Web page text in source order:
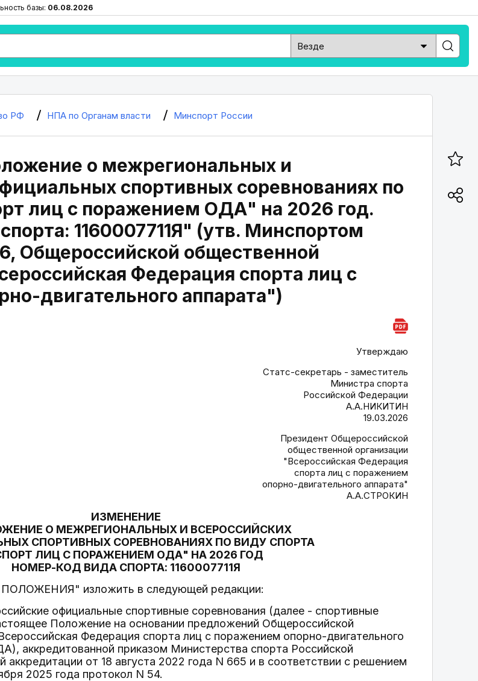
базы: 06.08.2026
РФ НПА по Органам власти Минспорт России
о межрегиональных и
спортивных соревнованиях по
лиц с поражением ОДА" на 2026 год.
1160007711Я" (утв. Минспортом
Общероссийской общественной
Федерация спорта лиц с
двигательного аппарата")
Утверждаю
Статс-секретарь - заместитель
Министра спорта
Российской Федерации
А.А.НИКИТИН
19.03.2026
Президент Общероссийской
общественной организации
"Всероссийская Федерация
спорта лиц с поражением
опорно-двигательного аппарата"
А.А.СТРОКИН
ИЗМЕНЕНИЕ
О МЕЖРЕГИОНАЛЬНЫХ И ВСЕРОССИЙСКИХ
СПОРТИВНЫХ СОРЕВНОВАНИЯХ ПО ВИДУ СПОРТА
ЛИЦ С ПОРАЖЕНИЕМ ОДА" НА 2026 ГОД
НОМЕР-КОД ВИДА СПОРТА: 1160007711Я
ПОЛОЖЕНИЯ" изложить в следующей редакции:
официальные спортивные соревнования (далее - спортивные
Положение на основании предложений Общероссийской
Федерация спорта лиц с поражением опорно-двигательного
аккредитованной приказом Министерства спорта Российской
аккредитации от 18 августа 2022 года N 665 и в соответствии с решением
2025 года протокол N 54.